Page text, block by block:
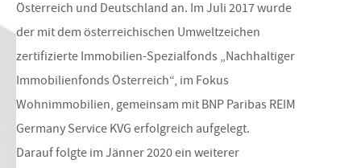
Österreich und Deutschland an. Im Juli 2017 wurde
der mit dem österrei­chischen Umweltzeichen
zertifizierte Immobilien-Spezialfonds „Nach­haltiger
Immobilienfonds Österreich“, im Fokus
Wohnimmobilien, gemeinsam mit BNP Paribas REIM
Germany Service KVG erfolgreich aufgelegt.
Darauf folgte im Jänner 2020 ein weiterer